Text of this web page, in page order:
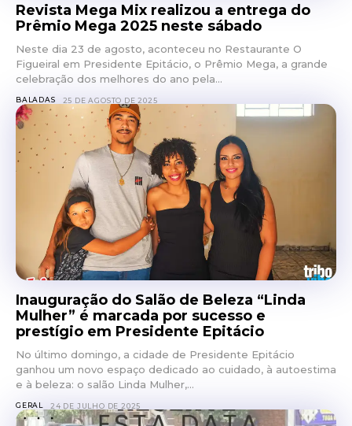
Revista Mega Mix realizou a entrega do
Prêmio Mega 2025 neste sábado
Neste dia 23 de agosto, aconteceu no Restaurante O
Figueiral em Presidente Epitácio, o Prêmio Mega, a grande
celebração dos melhores do ano pela...
BALADAS 25 DE AGOSTO DE 2025
Inauguração do Salão de Beleza “Linda
Mulher” é marcada por sucesso e
prestígio em Presidente Epitácio
No último domingo, a cidade de Presidente Epitácio
ganhou um novo espaço dedicado ao cuidado, à autoestima
e à beleza: o salão Linda Mulher,...
GERAL 24 DE JULHO DE 2025